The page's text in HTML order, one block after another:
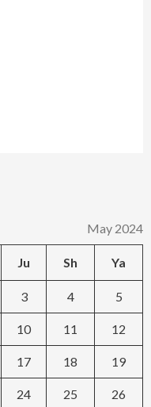
May 2024
Ju Sh Ya
3 4 5
10 11 12
17 18 19
24 25 26